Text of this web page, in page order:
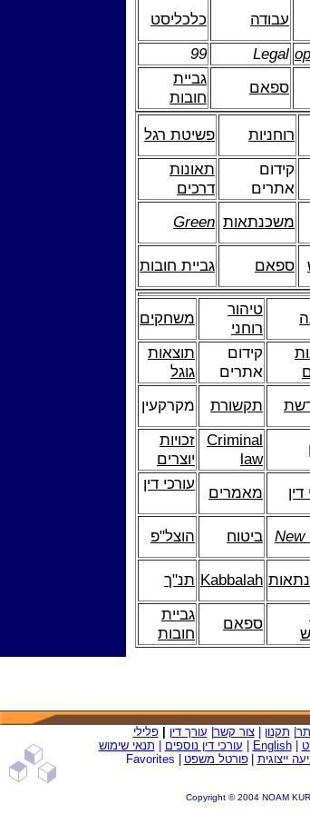
כלכליסט
עבודה
99
Legal
גביית
חובות
ספאם
פשיטת רגל רוחניות
תאונות
דרכים
קידום
אתרים
Green משכנתאות
גביית חובות ספאם
משחקים
טיהור
רוחני
תוצאות
גוגל
קידום
אתרים
מקרקעין תקשורת רשת
זכויות
יוצרים
Criminal
law
עורכי דין
מאמרים
הוצל"פ ביטוח New
תנ"ך Kabbalah
גביית
חובות
ספאם
תקנון צור קשר עורך דין |פלילי
עורכי דין נוספים
תנאי שימוש English|
Favorites ייצוגית פורטל משפט
Copyright © 2004 NOAM